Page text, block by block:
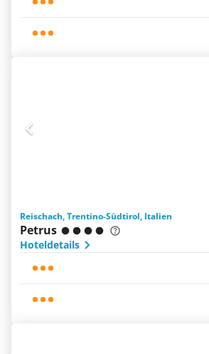
Reischach, Trentino-Südtirol, Italien
Petrus
Hoteldetails